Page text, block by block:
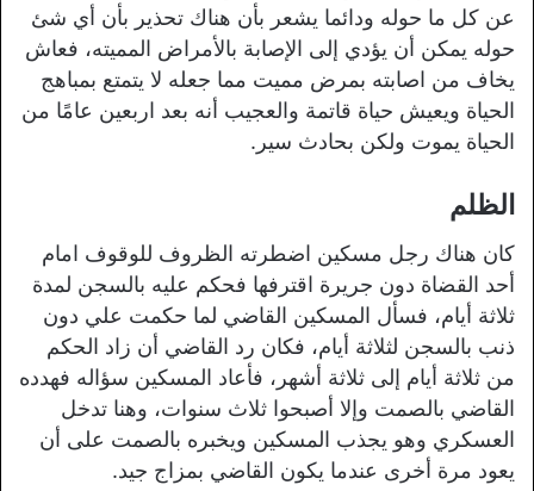
عن كل ما حوله ودائما يشعر بأن هناك تحذير بأن أي شئ
حوله يمكن أن يؤدي إلى الإصابة بالأمراض المميته، فعاش
يخاف من اصابته بمرض مميت مما جعله لا يتمتع بمباهج
الحياة ويعيش حياة قاتمة والعجيب أنه بعد اربعين عامًا من
الحياة يموت ولكن بحادث سير.
الظلم
كان هناك رجل مسكين اضطرته الظروف للوقوف امام
أحد القضاة دون جريرة اقترفها فحكم عليه بالسجن لمدة
ثلاثة أيام، فسأل المسكين القاضي لما حكمت علي دون
ذنب بالسجن لثلاثة أيام، فكان رد القاضي أن زاد الحكم
من ثلاثة أيام إلى ثلاثة أشهر، فأعاد المسكين سؤاله فهدده
القاضي بالصمت وإلا أصبحوا ثلاث سنوات، وهنا تدخل
العسكري وهو يجذب المسكين ويخبره بالصمت على أن
يعود مرة أخرى عندما يكون القاضي بمزاج جيد.